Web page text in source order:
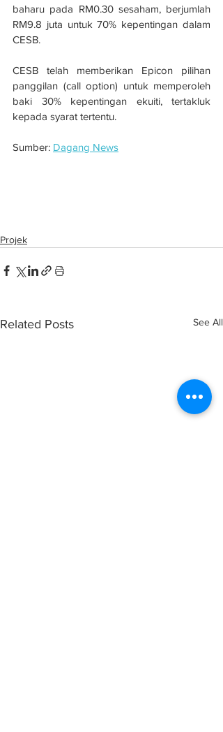
baharu pada RM0.30 sesaham, berjumlah
RM9.8 juta untuk 70% kepentingan dalam
CESB.
CESB telah memberikan Epicon pilihan
panggilan (call option) untuk memperoleh
baki 30% kepentingan ekuiti, tertakluk
kepada syarat tertentu.
Sumber: Dagang News
Projek
Related Posts See All